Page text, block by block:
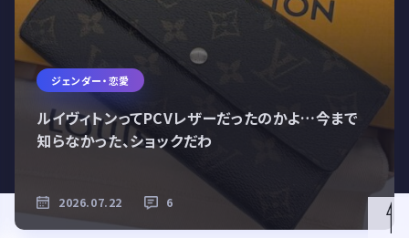
ジェンダー・恋愛
ルイヴィトンってPCVレザーだったのかよ…今まで
知らなかった、ショックだわ
2026.07.22 6